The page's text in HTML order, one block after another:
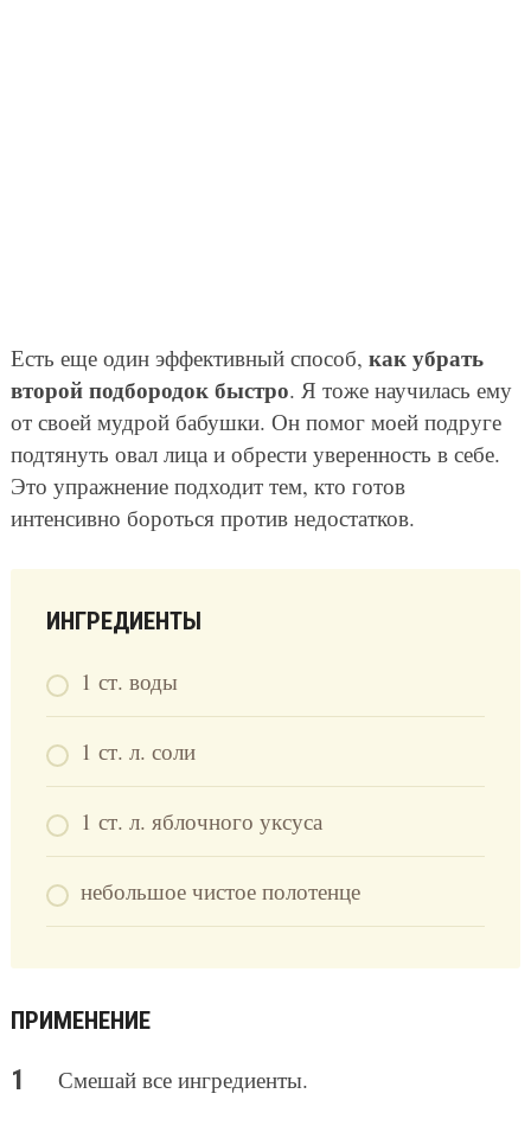
Есть еще один эффективный способ, как убрать
второй подбородок быстро. Я тоже научилась ему
от своей мудрой бабушки. Он помог моей подруге
подтянуть овал лица и обрести уверенность в себе.
Это упражнение подходит тем, кто готов
интенсивно бороться против недостатков.
ИНГРЕДИЕНТЫ
1 ст. воды
1 ст. л. соли
1 ст. л. яблочного уксуса
небольшое чистое полотенце
ПРИМЕНЕНИЕ
Смешай все ингредиенты.